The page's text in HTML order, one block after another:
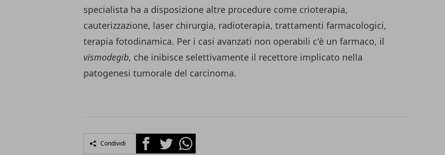
specialista ha a disposizione altre procedure come crioterapia,
cauterizzazione, laser chirurgia, radioterapia, trattamenti farmacologici,
terapia fotodinamica. Per i casi avanzati non operabili c'è un farmaco, il
vismodegib, che inibisce selettivamente il recettore implicato nella
patogenesi tumorale del carcinoma.
Condividi FacebookTwitterWhatsapp